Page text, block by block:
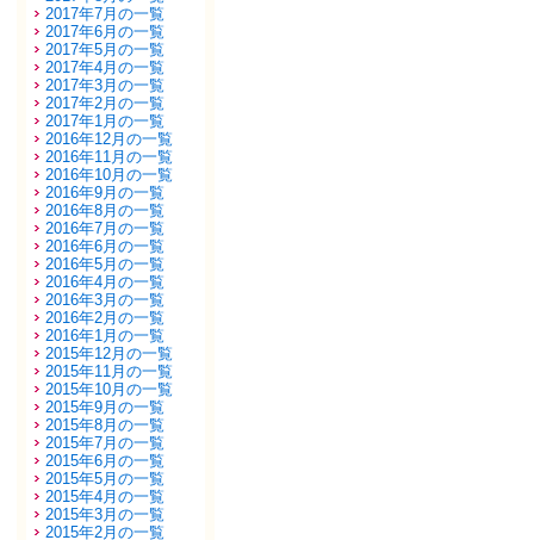
2017年7月の一覧
2017年6月の一覧
2017年5月の一覧
2017年4月の一覧
2017年3月の一覧
2017年2月の一覧
2017年1月の一覧
2016年12月の一覧
2016年11月の一覧
2016年10月の一覧
2016年9月の一覧
2016年8月の一覧
2016年7月の一覧
2016年6月の一覧
2016年5月の一覧
2016年4月の一覧
2016年3月の一覧
2016年2月の一覧
2016年1月の一覧
2015年12月の一覧
2015年11月の一覧
2015年10月の一覧
2015年9月の一覧
2015年8月の一覧
2015年7月の一覧
2015年6月の一覧
2015年5月の一覧
2015年4月の一覧
2015年3月の一覧
2015年2月の一覧